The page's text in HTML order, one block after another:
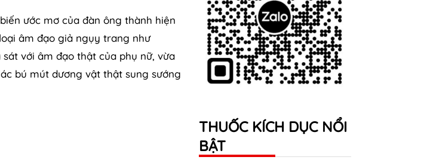
ước mơ của đàn ông thành hiện
âm đạo giả ngụy trang như
với âm đạo thật của phụ nữ, vừa
bú mút dương vật thật sung sướng
THUỐC KÍCH DỤC NỔI
BẬT